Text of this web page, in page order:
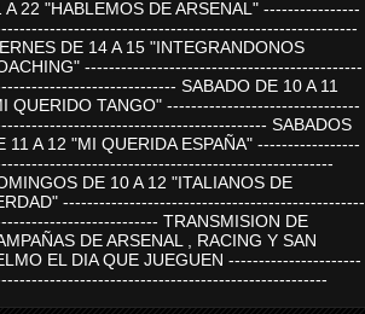
A 22 "HABLEMOS DE ARSENAL" ----------------
DE 14 A 15 "INTEGRANDONOS
----------------------------------------------
SABADO DE 10 A 11
QUERIDO TANGO" --------------------------------
SABADOS
11 A 12 "MI QUERIDA ESPAÑA" -----------------
DE 10 A 12 "ITALIANOS DE
--------------------------------------------------
TRANSMISION DE
DE ARSENAL , RACING Y SAN
EL DIA QUE JUEGUEN ----------------------